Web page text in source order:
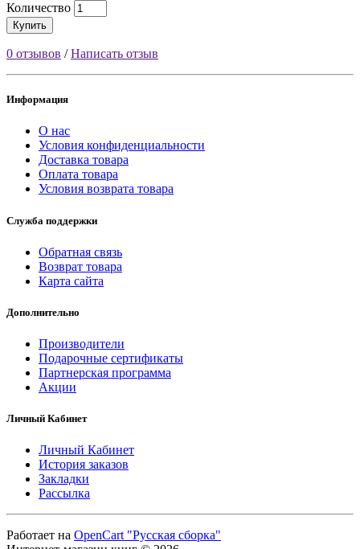
Количество
Купить
0 отзывов /Написать отзыв
Информация
О нас
Условия конфиденциальности
Доставка товара
Оплата товара
Условия возврата товара
Служба поддержки
Обратная связь
Возврат товара
Карта сайта
Дополнительно
Производители
Подарочные сертификаты
Партнерская программа
Акции
Личный Кабинет
Личный Кабинет
История заказов
Закладки
Рассылка
Работает на OpenCart "Русская сборка"